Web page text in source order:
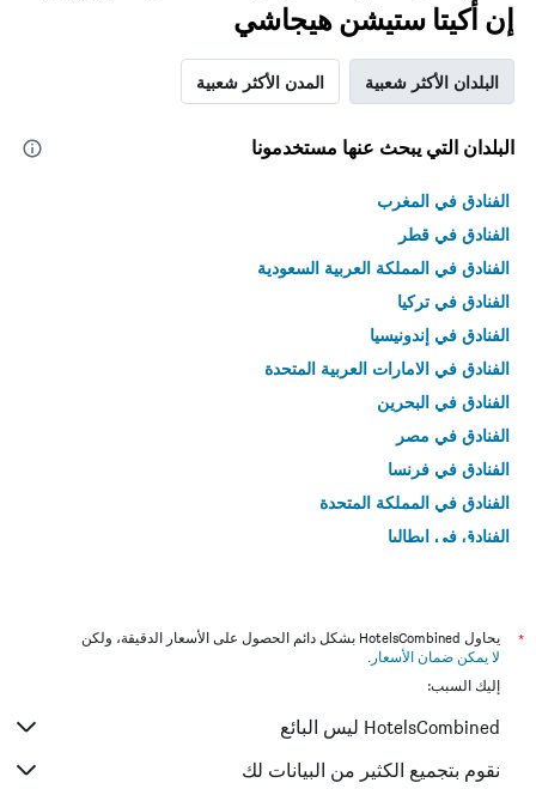
إن أكيتا ستيشن هيجاشي
البلدان الأكثر شعبية المدن الأكثر شعبية
البلدان التي يبحث عنها مستخدمونا
الفنادق في المغرب
الفنادق في قطر
الفنادق في المملكة العربية السعودية
الفنادق في تركيا
الفنادق في إندونيسيا
الفنادق في الامارات العربية المتحدة
الفنادق في البحرين
الفنادق في مصر
الفنادق في فرنسا
الفنادق في المملكة المتحدة
الفنادق في إيطاليا
*
يحاول HotelsCombined بشكل دائم الحصول على الأسعار الدقيقة، ولكن
لا يمكن ضمان الأسعار .
إليك السبب:
HotelsCombined ليس البائع
نقوم بتجميع الكثير من البيانات لك